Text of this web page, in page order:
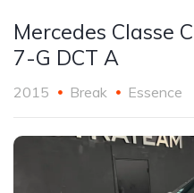
Mercedes Classe
7-G DCT A
2015 Break Essence